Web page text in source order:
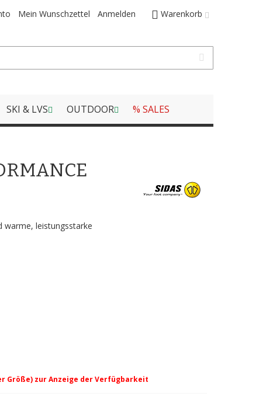
Warenkorb
Mein Wunschzettel Anmelden
SKI & LVS OUTDOOR % SALES
warme, leistungsstarke
Größe) zur Anzeige der Verfügbarkeit